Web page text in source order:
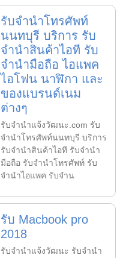
รับจำนำโทรศัพท์
นนทบุรี บริการ รับ
จำนำสินค้าไอที รับ
จำนำมือถือ ไอแพค
ไอโฟน นาฬิกา และ
ของแบรนด์เนม
ต่างๆ
รับจํานําแจ้งวัฒนะ.com รับ
จำนำโทรศัพท์นนทบุรี บริการ
รับจำนำสินค้าไอที รับจำนำ
มือถือ รับจำนำโทรศัพท์ รับ
จำนำไอแพค รับจำน
รับ Macbook pro
2018
รับจํานําแจ้งวัฒนะ รับจํานํา